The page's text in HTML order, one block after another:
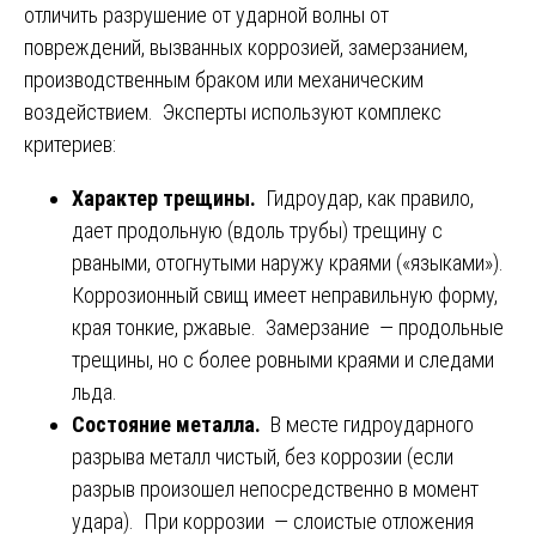
отличить разрушение от ударной волны от
повреждений, вызванных коррозией, замерзанием,
производственным браком или механическим
воздействием. Эксперты используют комплекс
критериев:
Характер трещины. Гидроудар, как правило,
дает продольную (вдоль трубы) трещину с
рваными, отогнутыми наружу краями («языками»).
Коррозионный свищ имеет неправильную форму,
края тонкие, ржавые. Замерзание — продольные
трещины, но с более ровными краями и следами
льда.
Состояние металла. В месте гидроударного
разрыва металл чистый, без коррозии (если
разрыв произошел непосредственно в момент
удара). При коррозии — слоистые отложения